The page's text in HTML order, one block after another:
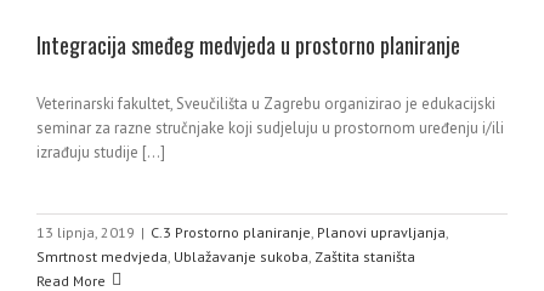
Integracija smeđeg medvjeda u prostorno planiranje
Veterinarski fakultet, Sveučilišta u Zagrebu organizirao je edukacijski
seminar za razne stručnjake koji sudjeluju u prostornom uređenju i/ili
izrađuju studije [...]
13 lipnja, 2019 | C.3 Prostorno planiranje Planovi upravljanja
Smrtnost medvjeda Ublažavanje sukoba Zaštita staništa
Read More